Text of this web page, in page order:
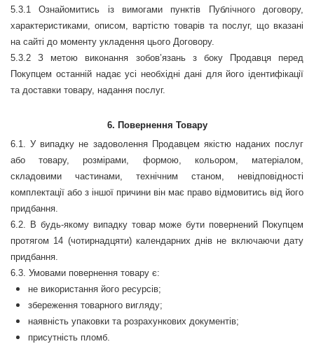
5.3.1 Ознайомитись із вимогами пунктів Публічного договору,
характеристиками, описом, вартістю товарів та послуг, що вказані
на сайті до моменту укладення цього Договору.
5.3.2 З метою виконання зобов’язань з боку Продавця перед
Покупцем останній надає усі необхідні дані для його ідентифікації
та доставки товару, надання послуг.
6. Повернення Товару
6.1. У випадку не задоволення Продавцем якістю наданих послуг
або товару, розмірами, формою, кольором, матеріалом,
складовими частинами, технічним станом, невідповідності
комплектації або з іншої причини він має право відмовитись від його
придбання.
6.2. В будь-якому випадку товар може бути повернений Покупцем
протягом 14 (чотирнадцяти) календарних днів не включаючи дату
придбання.
6.3. Умовами повернення товару є:
не використання його ресурсів;
збереження товарного вигляду;
наявність упаковки та розрахункових документів;
присутність пломб.